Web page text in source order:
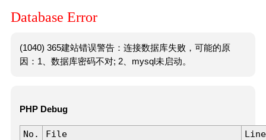
Database Error
(1040) 365建站错误警告：连接数据库失败，可能的原
因：1、数据库密码不对; 2、mysql未启动。
PHP Debug
No. File
Line